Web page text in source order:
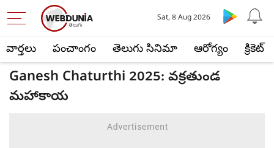
వార్తలు పంచాంగం తెలుగు సినిమా ఆరోగ్యం క్రికెట్
Sat, 8 Aug 2026
Ganesh Chaturthi 2025: వక్రతుండ
మహాకాయ